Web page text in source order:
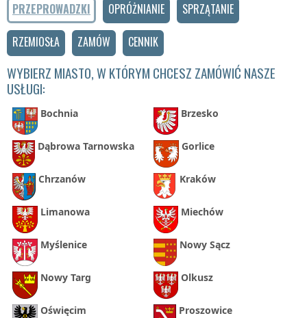
PRZEPROWADZKI OPRÓŻNIANIE
SPRZĄTANIE
RZEMIOSŁA
ZAMÓW CENNIK
WYBIERZ MIASTO, W KTÓRYM CHCESZ ZAMÓWIĆ NASZE
USŁUGI:
Bochnia Brzesko
Dąbrowa Tarnowska Gorlice
Chrzanów Kraków
Limanowa Miechów
Myślenice Nowy Sącz
Nowy Targ Olkusz
Oświęcim Proszowice